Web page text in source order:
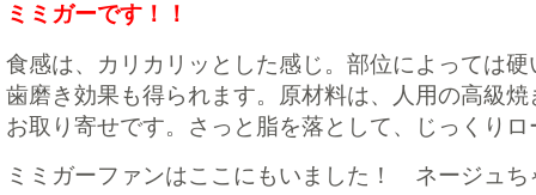
ミミガーです！！
食感は、カリカリッとした感じ。部位によっては
歯磨き効果も得られます。原材料は、人用の高級
お取り寄せです。さっと脂を落として、じっくり
ミミガーファンはここにもいました！ ネージュち